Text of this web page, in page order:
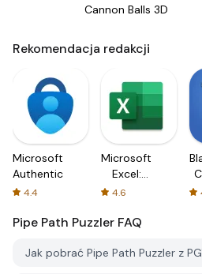
Cannon Balls 3D
Rekomendacja redakcji
Microsoft
Authenticator
4.4
Microsoft
Excel:
Spreadsheets
4.6
Pipe Path Puzzler FAQ
Jak pobrać Pipe Path Puzzler z